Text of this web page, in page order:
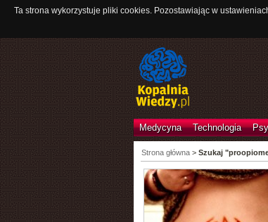
Ta strona wykorzystuje pliki cookies. Pozostawiając w
Medycyna Technologia
Strona główna> Szukaj